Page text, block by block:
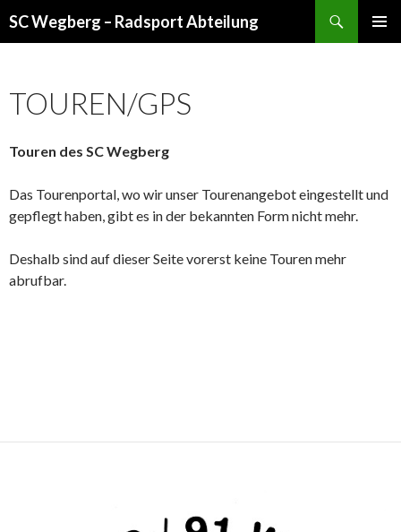
SC Wegberg – Radsport Abteilung
Secure multi-asset crypto wallet for DeFi and NFTs -
wallet- Manage tokens, swaps, and staking with confidence.
TOUREN/GPS
Touren des SC Wegberg
Das Tourenportal, wo wir unser Tourenangebot eingestellt und
gepflegt haben, gibt es in der bekannten Form nicht mehr.
Deshalb sind auf dieser Seite vorerst keine Touren mehr
abrufbar.